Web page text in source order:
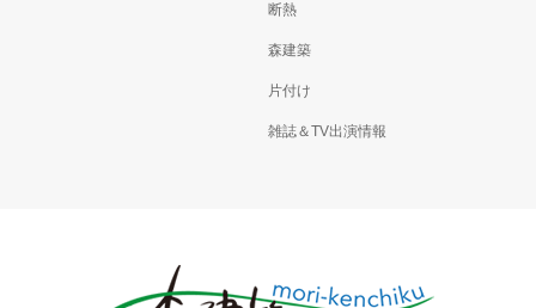
断熱
森建築
片付け
雑誌＆TV出演情報